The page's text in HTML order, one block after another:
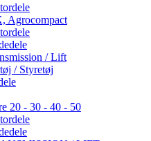
Agrocompact
/ Lift
/ Styretøj
20 - 30 - 40 - 50